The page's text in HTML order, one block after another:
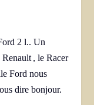
2 l.. Un
, le Racer
Ford nous
dire bonjour.